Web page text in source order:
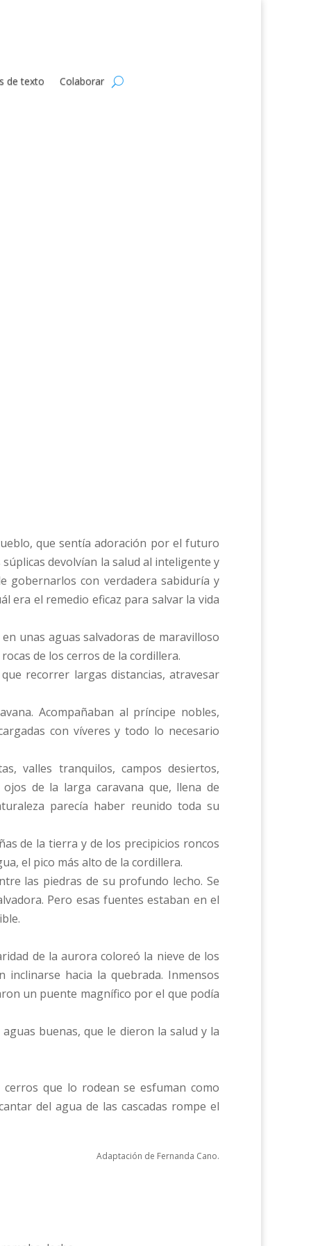
de texto Colaborar
que sentía adoración por el futuro
devolvían la salud al inteligente y
gobernarlos con verdadera sabiduría y
era el remedio eficaz para salvar la vida
unas aguas salvadoras de maravilloso
de los cerros de la cordillera.
recorrer largas distancias, atravesar
Acompañaban al príncipe nobles,
con víveres y todo lo necesario
valles tranquilos, campos desiertos,
de la larga caravana que, llena de
parecía haber reunido toda su
de la tierra y de los precipicios roncos
el pico más alto de la cordillera.
las piedras de su profundo lecho. Se
Pero esas fuentes estaban en el
de la aurora coloreó la nieve de los
hacia la quebrada. Inmensos
un puente magnífico por el que podía
buenas, que le dieron la salud y la
que lo rodean se esfuman como
del agua de las cascadas rompe el
Adaptación de Fernanda Cano.